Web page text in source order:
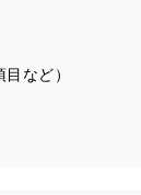
など）